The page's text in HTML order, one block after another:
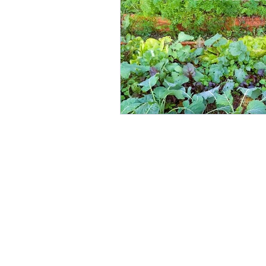
Gemeinschaftsgärten
Landwirte und Vereine um
Linzer Obstbaumgärten